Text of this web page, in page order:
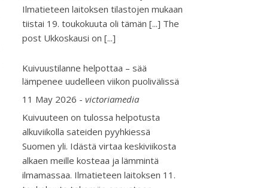
Ilmatieteen laitoksen tilastojen mukaan
tiistai 19. toukokuuta oli tämän [...] The
post Ukkoskausi on [...]
Kuivuustilanne helpottaa – sää
lämpenee uudelleen viikon puolivälissä
11 May 2026 - victoriamedia
Kuivuuteen on tulossa helpotusta
alkuviikolla sateiden pyyhkiessä
Suomen yli. Idästä virtaa keskiviikosta
alkaen meille kosteaa ja lämmintä
ilmamassaa. Ilmatieteen laitoksen 11.